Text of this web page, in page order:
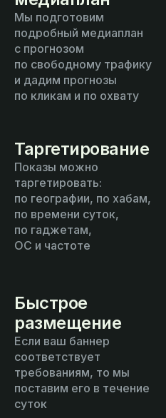
Мы подготовим
подробный медиаплан
с прогнозом
по свободному трафику
и дадим прогнозы
по кликам и по охвату
Таргетирование
Показы можно
таргетировать:
по географии, по хабам,
по времени суток,
по гаджетам,
ОС и частоте
Быстрое
размещение
Если ваш баннер
соответствует
требованиям, то мы
поставим его в течение
суток